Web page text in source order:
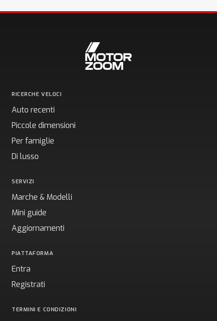
RICERCHE VELOCI
Auto recenti
Piccole dimensioni
Per famiglie
Di lusso
SERVIZI
Marche & Modelli
Mini guide
Aggiornamenti
PIATTAFORMA
Entra
Registrati
TERMINI E CONDIZIONI